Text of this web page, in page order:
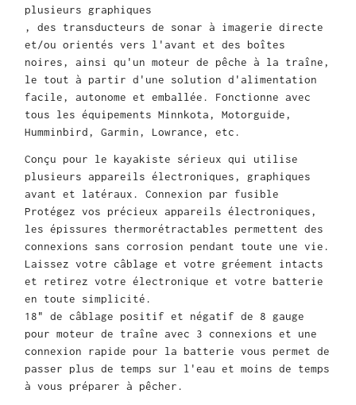
plusieurs graphiques
, des transducteurs de sonar à imagerie directe
et/ou orientés vers l'avant et des boîtes
noires, ainsi qu'un moteur de pêche à la traîne,
le tout à partir d'une solution d'alimentation
facile, autonome et emballée. Fonctionne avec
tous les équipements Minnkota, Motorguide,
Humminbird, Garmin, Lowrance, etc.
Conçu pour le kayakiste sérieux qui utilise
plusieurs appareils électroniques, graphiques
avant et latéraux. Connexion par fusible
Protégez vos précieux appareils électroniques,
les épissures thermorétractables permettent des
connexions sans corrosion pendant toute une vie.
Laissez votre câblage et votre gréement intacts
et retirez votre électronique et votre batterie
en toute simplicité.
18" de câblage positif et négatif de 8 gauge
pour moteur de traîne avec 3 connexions et une
connexion rapide pour la batterie vous permet de
passer plus de temps sur l'eau et moins de temps
à vous préparer à pêcher.